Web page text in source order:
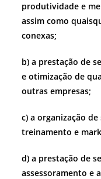
produtividade e
assim como
conexas;
b) a prestação de
e otimização de
outras empresas;
c) a organização
treinamento e
d) a prestação de
assessoramento e